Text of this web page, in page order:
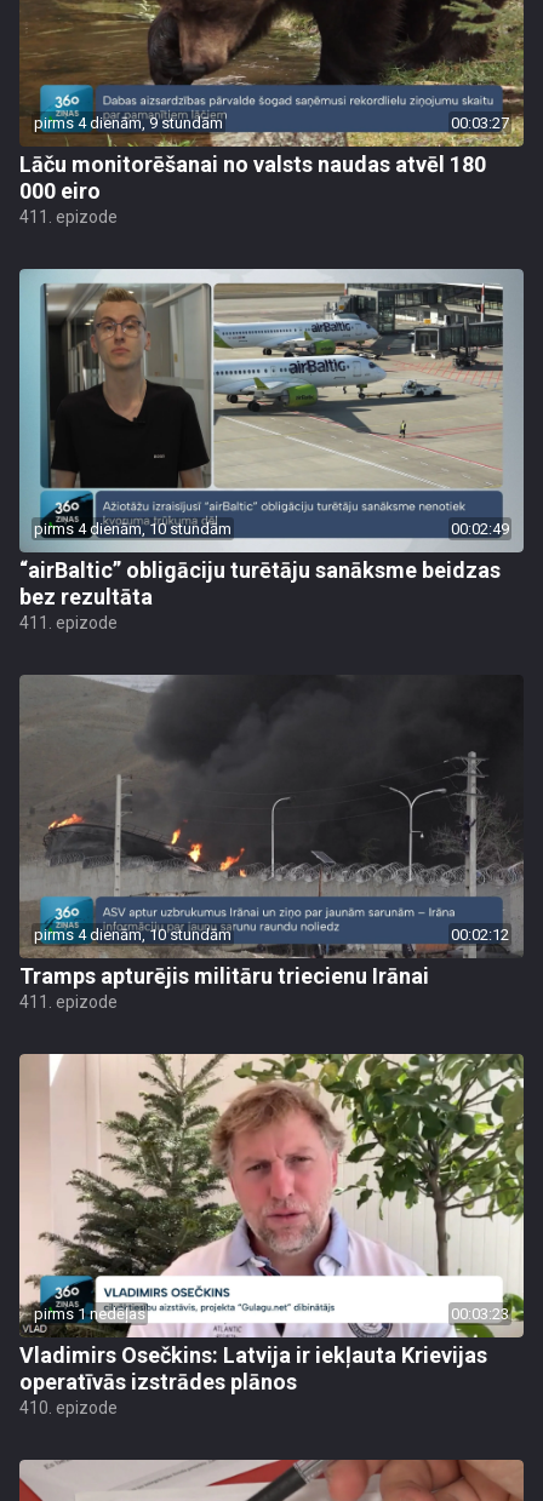
pirms 4 dienām, 9 stundām 00:03:27
Lāču monitorēšanai no valsts naudas atvēl 180
000 eiro
411. epizode
pirms 4 dienām, 10 stundām 00:02:49
“airBaltic” obligāciju turētāju sanāksme beidzas
bez rezultāta
411. epizode
pirms 4 dienām, 10 stundām 00:02:12
Tramps apturējis militāru triecienu Irānai
411. epizode
pirms 1 nedēļas 00:03:23
Vladimirs Osečkins: Latvija ir iekļauta Krievijas
operatīvās izstrādes plānos
410. epizode